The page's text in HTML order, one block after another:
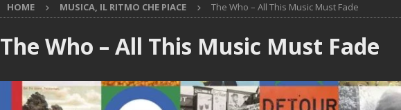
HOME MUSICA, IL RITMO CHE PIACE The Who – All This Music Must Fade
The Who – All This Music Must Fade